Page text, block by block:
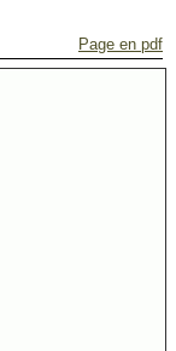
Page en pdf